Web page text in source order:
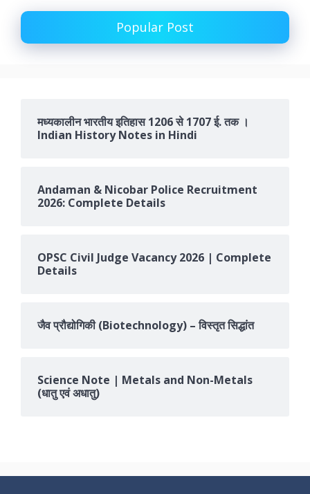
Popular Post
मध्यकालीन भारतीय इतिहास 1206 से 1707 ई. तक ।
Indian History Notes in Hindi
Andaman & Nicobar Police Recruitment
2026: Complete Details
OPSC Civil Judge Vacancy 2026 | Complete
Details
जैव प्रौद्योगिकी (Biotechnology) – विस्तृत सिद्धांत
Science Note | Metals and Non-Metals
(धातु एवं अधातु)